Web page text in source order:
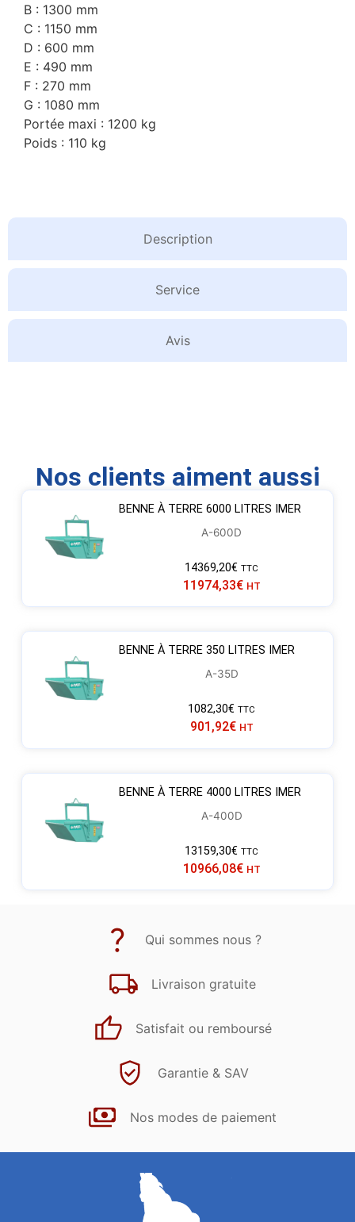
Description
Service
Avis
B : 1300 mm
C : 1150 mm
D : 600 mm
E : 490 mm
F : 270 mm
G : 1080 mm
Portée maxi : 1200 kg
Poids : 110 kg
Nos clients aiment aussi
BENNE À TERRE 6000 LITRES IMER
A-600D
14369,20€ TTC
11974,33€ HT
BENNE À TERRE 350 LITRES IMER
A-35D
1082,30€ TTC
901,92€ HT
BENNE À TERRE 4000 LITRES IMER
A-400D
13159,30€ TTC
10966,08€ HT
Qui sommes nous ?
Livraison gratuite
Satisfait ou remboursé
Garantie & SAV
Nos modes de paiement